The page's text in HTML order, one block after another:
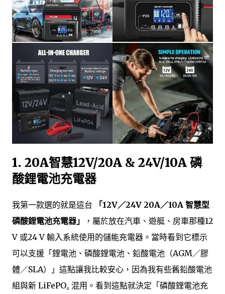
1. 20A智慧12V/20A & 24V/10A 磷
酸鋰電池充電器
我第一款選的就是這台
「12V／24V 20A／10A 智慧型
磷酸鋰電池充電器」
，屬於放在汽車、遊艇、房車那種12
V 或24 V 輸入系統使用的儲能充電器。當時看到它標示
可以支援「鋰電池、磷酸鋰電池、鉛酸電池（AGM／膠
體／SLA）」這點讓我比較安心，因為我有些舊鉛酸電池
組與新 LiFePO₄ 混用。看到這點就決定「磷酸鋰電池充